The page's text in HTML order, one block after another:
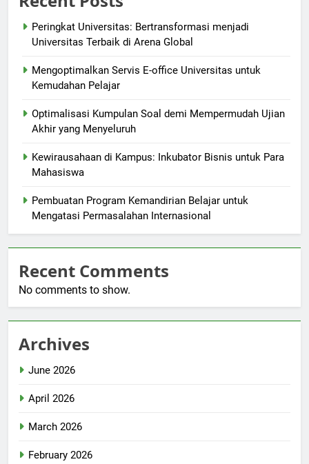
Peringkat Universitas: Bertransformasi menjadi
Universitas Terbaik di Arena Global
Mengoptimalkan Servis E-office Universitas untuk
Kemudahan Pelajar
Optimalisasi Kumpulan Soal demi Mempermudah Ujian
Akhir yang Menyeluruh
Kewirausahaan di Kampus: Inkubator Bisnis untuk Para
Mahasiswa
Pembuatan Program Kemandirian Belajar untuk
Mengatasi Permasalahan Internasional
Recent Comments
No comments to show.
Archives
June 2026
April 2026
March 2026
February 2026